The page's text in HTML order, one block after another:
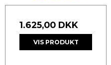
1.625,00 DKK
VIS PRODUKT